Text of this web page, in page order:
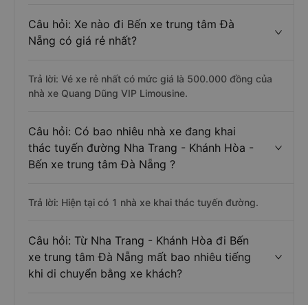
Câu hỏi: Xe nào đi Bến xe trung tâm Đà
Nẵng có giá rẻ nhất?
Trả lời: Vé xe rẻ nhất có mức giá là 500.000 đồng của
nhà xe Quang Dũng VIP Limousine.
Câu hỏi: Có bao nhiêu nhà xe đang khai
thác tuyến đường Nha Trang - Khánh Hòa -
Bến xe trung tâm Đà Nẵng ?
Trả lời: Hiện tại có 1 nhà xe khai thác tuyến đường.
Câu hỏi: Từ Nha Trang - Khánh Hòa đi Bến
xe trung tâm Đà Nẵng mất bao nhiêu tiếng
khi di chuyển bằng xe khách?